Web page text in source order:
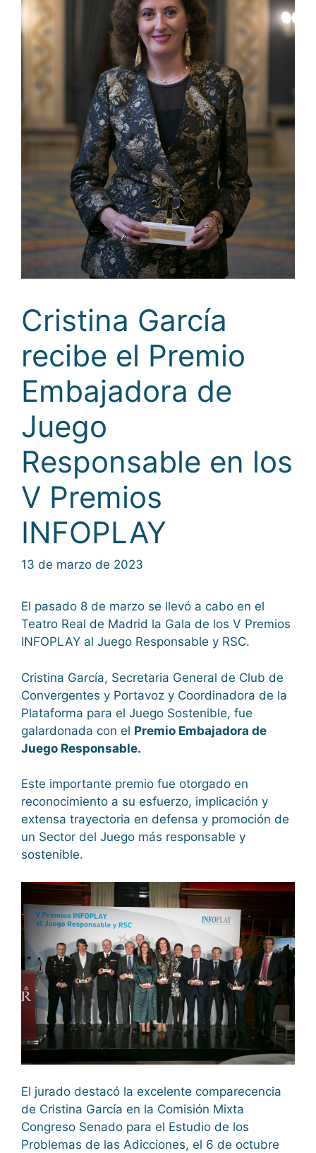
Cristina García
recibe el Premio
Embajadora de
Juego
Responsable en los
V Premios
INFOPLAY
13 de marzo de 2023
El pasado 8 de marzo se llevó a cabo en el
Teatro Real de Madrid la Gala de los V Premios
INFOPLAY al Juego Responsable y RSC.
Cristina García, Secretaria General de Club de
Convergentes y Portavoz y Coordinadora de la
Plataforma para el Juego Sostenible, fue
galardonada con el Premio Embajadora de
Juego Responsable.
Este importante premio fue otorgado en
reconocimiento a su esfuerzo, implicación y
extensa trayectoria en defensa y promoción de
un Sector del Juego más responsable y
sostenible.
El jurado destacó la excelente comparecencia
de Cristina García en la Comisión Mixta
Congreso Senado para el Estudio de los
Problemas de las Adicciones, el 6 de octubre